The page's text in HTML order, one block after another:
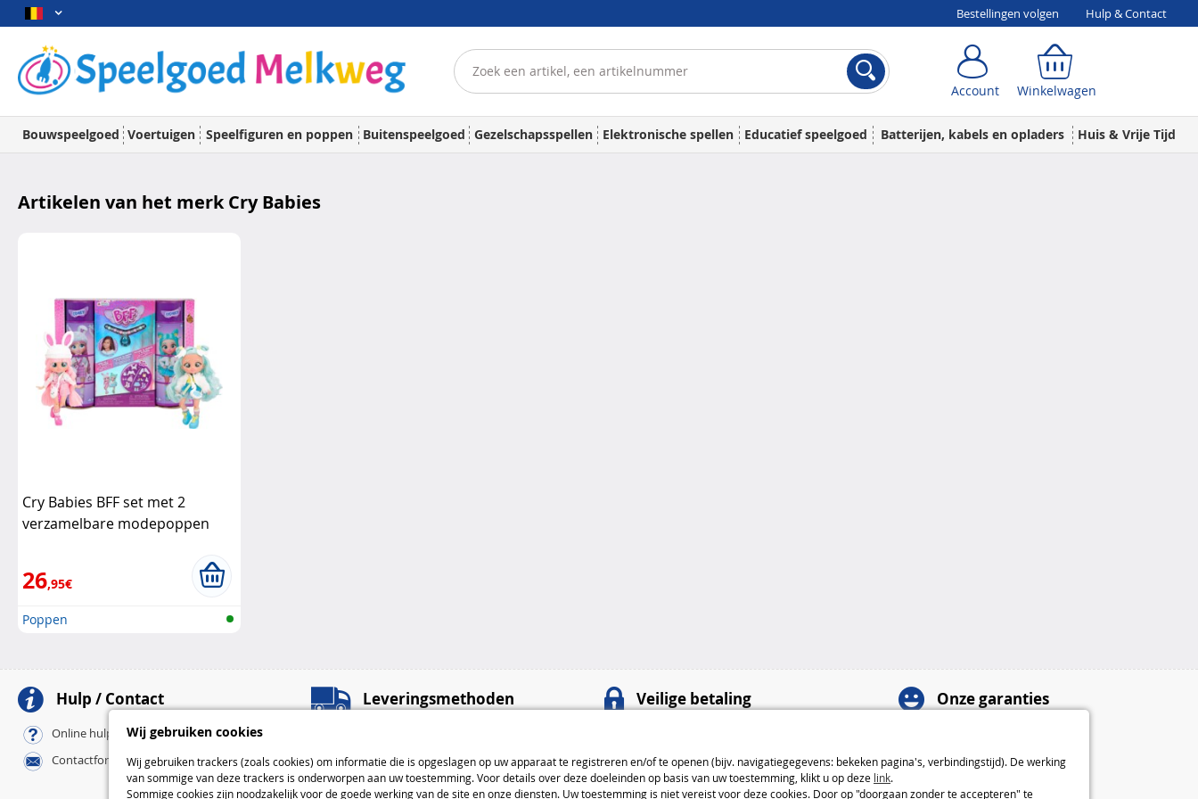
Wij gebruiken cookies
Wij gebruiken trackers (zoals cookies) om informatie die is opgeslagen op uw apparaat te registreren en/of te openen (bijv. navigatiegegevens: bekeken pagina's, verbindingstijd). De werking
van sommige van deze trackers is onderworpen aan uw toestemming. Voor details over deze doeleinden op basis van uw toestemming, klikt u op deze link.
Sommige cookies zijn noodzakelijk voor de goede werking van de site en onze diensten. Uw toestemming is niet vereist voor deze cookies. Door op "doorgaan zonder te accepteren" te
Bestellingen volgen Hulp & Contact
Account Winkelwagen
Bouwspeelgoed Voertuigen Speelfiguren en poppen Buitenspeelgoed Gezelschapsspellen Elektronische spellen Educatief speelgoed Batterijen, kabels en opladers Huis & Vrije Tijd
Artikelen van het merk Cry Babies
Cry Babies BFF set met 2
verzamelbare modepoppen
26,95€
Poppen
Hulp / Contact
Online hulp / FAQ
Contactformulier
Leveringsmethoden
Bij u thuis
Standaard
: 7,99 € van 3 tot 4 dagen
Veilige betaling
Betaalmethoden
Onze garanties
Algemene verkoopvoorwaarden
Account Winkelwagen